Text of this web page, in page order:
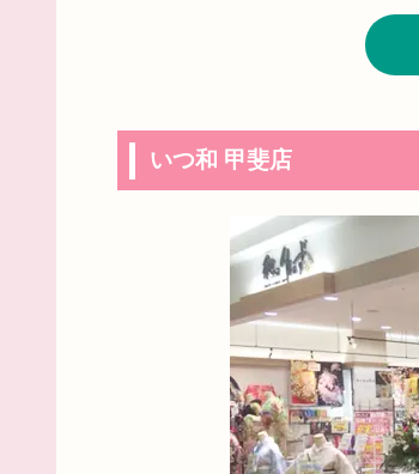
いつ和 甲斐店